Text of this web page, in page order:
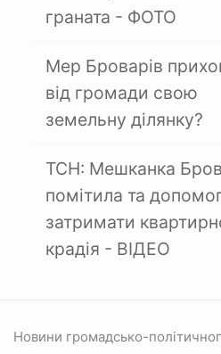
граната - ФОТО
Мер Броварів
від громади свою
земельну ділянку?
ТСН: Мешканка
помітила та
затримати
крадія - ВІДЕО
Новини громадсько-